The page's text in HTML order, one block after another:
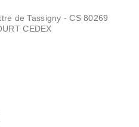
de Tassigny - CS 80269
CEDEX